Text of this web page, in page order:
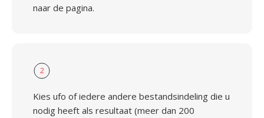
naar de pagina.
2
Kies ufo of iedere andere bestandsindeling die u
nodig heeft als resultaat (meer dan 200